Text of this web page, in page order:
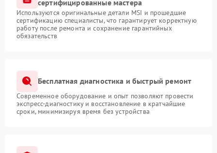
сертифицированные мастера
Используются оригинальные детали MSI и прошедшие
сертификацию специалисты, что гарантирует корректную
работу после ремонта и сохранение гарантийных
обязательств
Бесплатная диагностика и быстрый ремонт
Современное оборудование и опыт позволяют провести
экспресс-диагностику и восстановление в кратчайшие
сроки, минимизируя время без устройства